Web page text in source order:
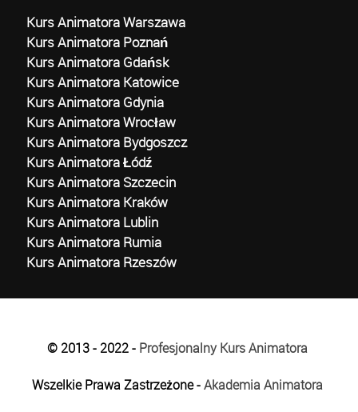
Kurs Animatora Warszawa
Kurs Animatora Poznań
Kurs Animatora Gdańsk
Kurs Animatora Katowice
Kurs Animatora Gdynia
Kurs Animatora Wrocław
Kurs Animatora Bydgoszcz
Kurs Animatora Łódź
Kurs Animatora Szczecin
Kurs Animatora Kraków
Kurs Animatora Lublin
Kurs Animatora Rumia
Kurs Animatora Rzeszów
© 2013 - 2022 - Profesjonalny Kurs Animatora
Wszelkie Prawa Zastrzeżone -Akademia Animatora